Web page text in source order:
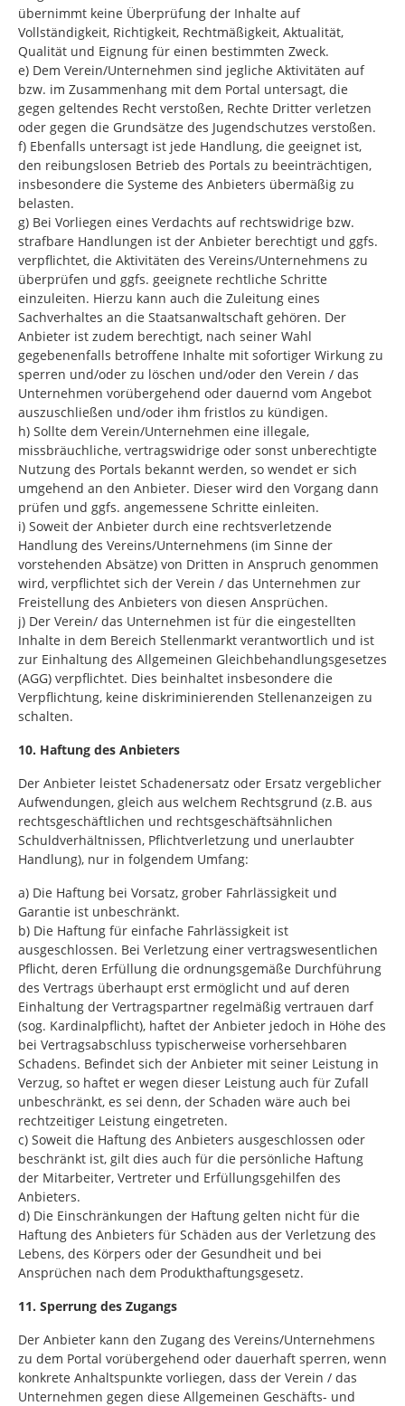
übernimmt keine Überprüfung der Inhalte auf
Vollständigkeit, Richtigkeit, Rechtmäßigkeit, Aktualität,
Qualität und Eignung für einen bestimmten Zweck.
e) Dem Verein/Unternehmen sind jegliche Aktivitäten auf
bzw. im Zusammenhang mit dem Portal untersagt, die
gegen geltendes Recht verstoßen, Rechte Dritter verletzen
oder gegen die Grundsätze des Jugendschutzes verstoßen.
f) Ebenfalls untersagt ist jede Handlung, die geeignet ist,
den reibungslosen Betrieb des Portals zu beeinträchtigen,
insbesondere die Systeme des Anbieters übermäßig zu
belasten.
g) Bei Vorliegen eines Verdachts auf rechtswidrige bzw.
strafbare Handlungen ist der Anbieter berechtigt und ggfs.
verpflichtet, die Aktivitäten des Vereins/Unternehmens zu
überprüfen und ggfs. geeignete rechtliche Schritte
einzuleiten. Hierzu kann auch die Zuleitung eines
Sachverhaltes an die Staatsanwaltschaft gehören. Der
Anbieter ist zudem berechtigt, nach seiner Wahl
gegebenenfalls betroffene Inhalte mit sofortiger Wirkung zu
sperren und/oder zu löschen und/oder den Verein / das
Unternehmen vorübergehend oder dauernd vom Angebot
auszuschließen und/oder ihm fristlos zu kündigen.
h) Sollte dem Verein/Unternehmen eine illegale,
missbräuchliche, vertragswidrige oder sonst unberechtigte
Nutzung des Portals bekannt werden, so wendet er sich
umgehend an den Anbieter. Dieser wird den Vorgang dann
prüfen und ggfs. angemessene Schritte einleiten.
i) Soweit der Anbieter durch eine rechtsverletzende
Handlung des Vereins/Unternehmens (im Sinne der
vorstehenden Absätze) von Dritten in Anspruch genommen
wird, verpflichtet sich der Verein / das Unternehmen zur
Freistellung des Anbieters von diesen Ansprüchen.
j) Der Verein/ das Unternehmen ist für die eingestellten
Inhalte in dem Bereich Stellenmarkt verantwortlich und ist
zur Einhaltung des Allgemeinen Gleichbehandlungsgesetzes
(AGG) verpflichtet. Dies beinhaltet insbesondere die
Verpflichtung, keine diskriminierenden Stellenanzeigen zu
schalten.
10. Haftung des Anbieters
Der Anbieter leistet Schadenersatz oder Ersatz vergeblicher
Aufwendungen, gleich aus welchem Rechtsgrund (z.B. aus
rechtsgeschäftlichen und rechtsgeschäftsähnlichen
Schuldverhältnissen, Pflichtverletzung und unerlaubter
Handlung), nur in folgendem Umfang:
a) Die Haftung bei Vorsatz, grober Fahrlässigkeit und
Garantie ist unbeschränkt.
b) Die Haftung für einfache Fahrlässigkeit ist
ausgeschlossen. Bei Verletzung einer vertragswesentlichen
Pflicht, deren Erfüllung die ordnungsgemäße Durchführung
des Vertrags überhaupt erst ermöglicht und auf deren
Einhaltung der Vertragspartner regelmäßig vertrauen darf
(sog. Kardinalpflicht), haftet der Anbieter jedoch in Höhe des
bei Vertragsabschluss typischerweise vorhersehbaren
Schadens. Befindet sich der Anbieter mit seiner Leistung in
Verzug, so haftet er wegen dieser Leistung auch für Zufall
unbeschränkt, es sei denn, der Schaden wäre auch bei
rechtzeitiger Leistung eingetreten.
c) Soweit die Haftung des Anbieters ausgeschlossen oder
beschränkt ist, gilt dies auch für die persönliche Haftung
der Mitarbeiter, Vertreter und Erfüllungsgehilfen des
Anbieters.
d) Die Einschränkungen der Haftung gelten nicht für die
Haftung des Anbieters für Schäden aus der Verletzung des
Lebens, des Körpers oder der Gesundheit und bei
Ansprüchen nach dem Produkthaftungsgesetz.
11. Sperrung des Zugangs
Der Anbieter kann den Zugang des Vereins/Unternehmens
zu dem Portal vorübergehend oder dauerhaft sperren, wenn
konkrete Anhaltspunkte vorliegen, dass der Verein / das
Unternehmen gegen diese Allgemeinen Geschäfts- und